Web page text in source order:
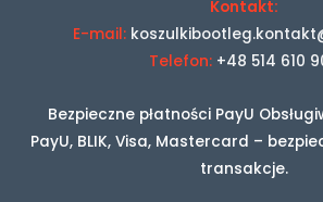
Kontakt:
E-mail:
Telefon: +48 514 610
Bezpieczne płatności PayU
PayU, BLIK, Visa, Mastercard –
transakcje.